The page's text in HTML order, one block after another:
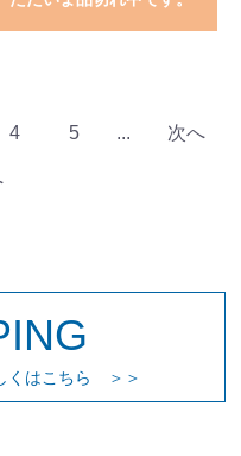
4 5 ... 次へ
くはこちら ＞＞